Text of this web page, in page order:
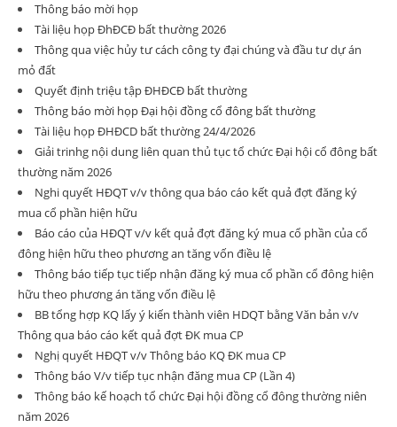
Thông báo mời họp
Tài liệu họp ĐhĐCĐ bất thường 2026
Thông qua việc hủy tư cách công ty đại chúng và đầu tư dự án
mỏ đất
Quyết định triệu tập ĐHĐCĐ bất thường
Thông báo mời họp Đại hội đồng cổ đông bất thường
Tài liệu họp ĐHĐCD bất thường 24/4/2026
Giải trinhg nội dung liên quan thủ tục tổ chức Đại hội cổ đông bất
thường năm 2026
Nghi quyết HĐQT v/v thông qua báo cáo kết quả đợt đăng ký
mua cổ phần hiện hữu
Báo cáo của HĐQT v/v kết quả đợt đăng ký mua cổ phần của cổ
đông hiện hữu theo phương an tăng vốn điều lệ
Thông báo tiếp tục tiếp nhận đăng ký mua cổ phần cổ đông hiện
hữu theo phương án tăng vốn điều lệ
BB tổng hợp KQ lấy ý kiến thành viên HDQT bằng Văn bản v/v
Thông qua báo cáo kết quả đợt ĐK mua CP
Nghị quyết HĐQT v/v Thông báo KQ ĐK mua CP
Thông báo V/v tiếp tục nhận đăng mua CP (Lần 4)
Thông báo kế hoạch tổ chức Đại hội đồng cổ đông thường niên
năm 2026